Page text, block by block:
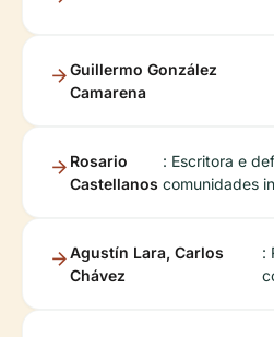
Guillermo González
Camarena
Rosario
Castellanos
: Escritora e
comunidades
Agustín Lara, Carlos
Chávez
: